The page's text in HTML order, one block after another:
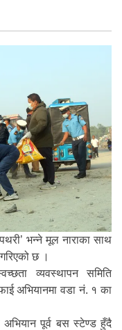
भन्ने मूल नाराका साथ
छ ।
व्यवस्थापन समिति
अभियानमा वडा नं. १ का
अभियान पूर्व बस स्टेण्ड हुँदै